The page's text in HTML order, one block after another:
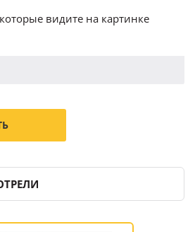
видите на картинке